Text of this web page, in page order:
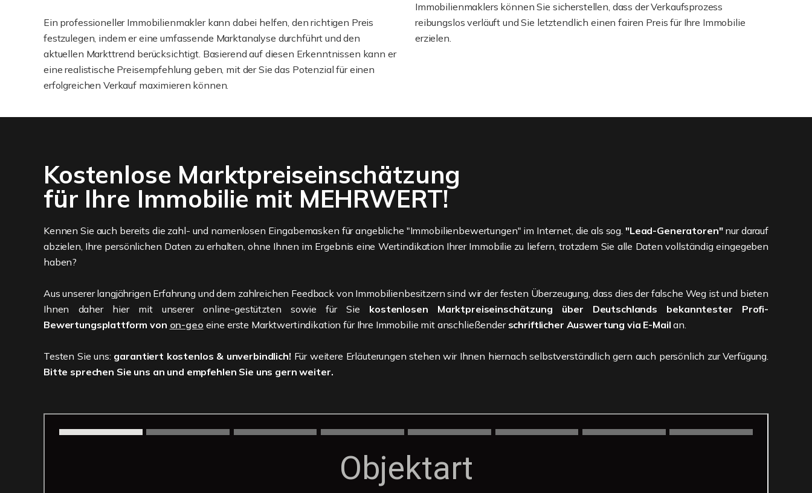
Ein professioneller Immobilienmakler kann dabei helfen, den richtigen Preis
festzulegen, indem er eine umfassende Marktanalyse durchführt und den
aktuellen Markttrend berücksichtigt. Basierend auf diesen Erkenntnissen kann er
eine realistische Preisempfehlung geben, mit der Sie das Potenzial für einen
erfolgreichen Verkauf maximieren können.
Immobilienmaklers können Sie sicherstellen, dass der Verkaufsprozess
reibungslos verläuft und Sie letztendlich einen fairen Preis für Ihre Immobilie
erzielen.
Kostenlose Marktpreiseinschätzung
für Ihre Immobilie mit MEHRWERT!
Kennen Sie auch bereits die zahl- und namenlosen Eingabemasken für angebliche "Immobilienbewertungen" im Internet, die als sog. "Lead-Generatoren" nur darauf
abzielen, Ihre persönlichen Daten zu erhalten, ohne Ihnen im Ergebnis eine Wertindikation Ihrer Immobilie zu liefern, trotzdem Sie alle Daten vollständig eingegeben
haben?
Aus unserer langjährigen Erfahrung und dem zahlreichen Feedback von Immobilienbesitzern sind wir der festen Überzeugung, dass dies der falsche Weg ist und bieten
Ihnen daher hier mit unserer online-gestützten sowie für Sie kostenlosen Marktpreiseinschätzung über Deutschlands bekanntester Profi-
Bewertungsplattform von on-geo eine erste Marktwertindikation für Ihre Immobilie mit anschließender schriftlicher Auswertung via E-Mailan.
Testen Sie uns: garantiert kostenlos & unverbindlich! Für weitere Erläuterungen stehen wir Ihnen hiernach selbstverständlich gern auch persönlich zur Verfügung.
Bitte sprechen Sie uns an und empfehlen Sie uns gern weiter.